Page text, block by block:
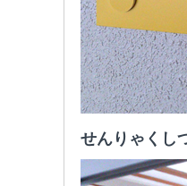
せんりゃくし